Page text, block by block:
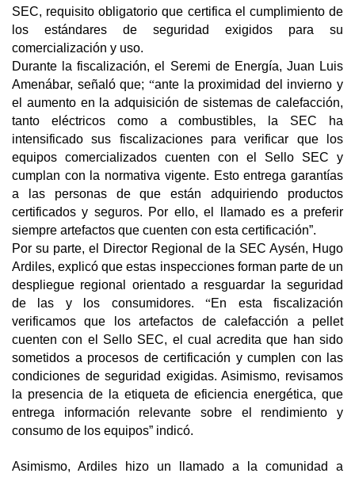
SEC, requisito obligatorio que certifica el cumplimiento de
los estándares de seguridad exigidos para su
comercialización y uso.
Durante la fiscalización, el Seremi de Energía, Juan Luis
Amenábar, señaló que; “ante la proximidad del invierno y
el aumento en la adquisición de sistemas de calefacción,
tanto eléctricos como a combustibles, la SEC ha
intensificado sus fiscalizaciones para verificar que los
equipos comercializados cuenten con el Sello SEC y
cumplan con la normativa vigente. Esto entrega garantías
a las personas de que están adquiriendo productos
certificados y seguros. Por ello, el llamado es a preferir
siempre artefactos que cuenten con esta certificación”.
Por su parte, el Director Regional de la SEC Aysén, Hugo
Ardiles, explicó que estas inspecciones forman parte de un
despliegue regional orientado a resguardar la seguridad
de las y los consumidores.“En esta fiscalización
verificamos que los artefactos de calefacción a pellet
cuenten con el Sello SEC, el cual acredita que han sido
sometidos a procesos de certificación y cumplen con las
condiciones de seguridad exigidas. Asimismo, revisamos
la presencia de la etiqueta de eficiencia energética, que
entrega información relevante sobre el rendimiento y
consumo de los equipos” indicó.
Asimismo, Ardiles hizo un llamado a la comunidad a